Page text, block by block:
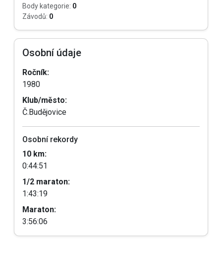
Body kategorie: 0
Závodů: 0
Osobní údaje
Ročník:
1980
Klub/město:
Č.Budějovice
Osobní rekordy
10 km:
0:44:51
1/2 maraton:
1:43:19
Maraton:
3:56:06